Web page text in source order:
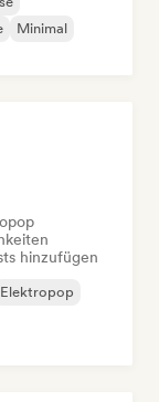
Minimal
hinzufügen
Elektropop